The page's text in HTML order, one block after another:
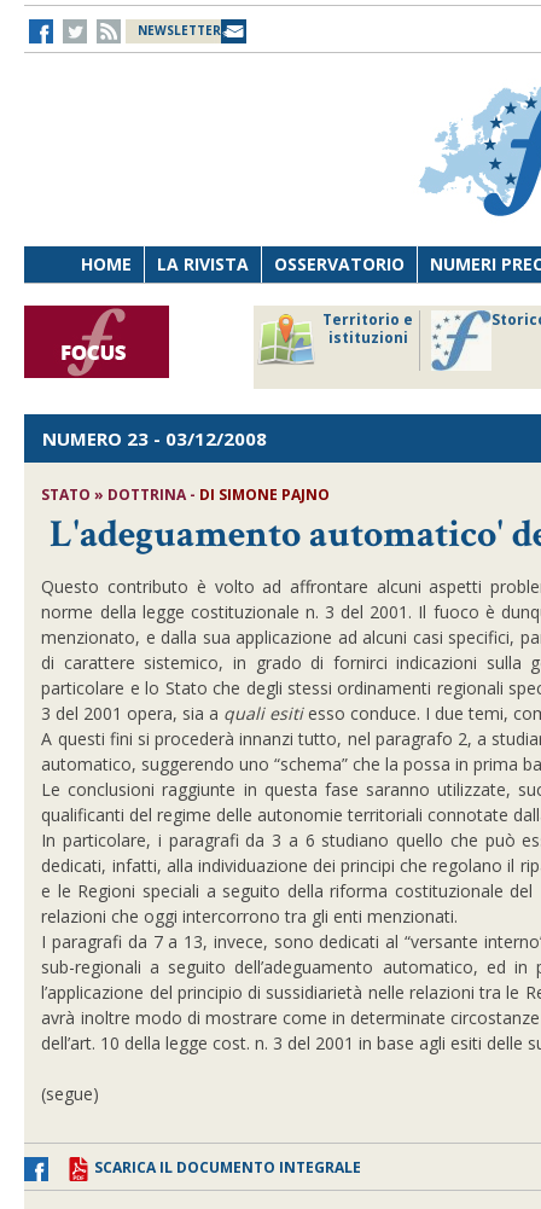
NEWSLETTER
HOME LA RIVISTA OSSERVATORIO NUMERI
Territorio e
istituzioni
NUMERO 23 - 03/12/2008
STATO » DOTTRINA - DI SIMONE PAJNO
L'adeguamento automatico'
Questo contributo è volto ad affrontare alcuni aspetti
norme della legge costituzionale n. 3 del 2001. Il fuoco è
menzionato, e dalla sua applicazione ad alcuni casi specifici,
di carattere sistemico, in grado di fornirci indicazioni sulla
particolare e lo Stato che degli stessi ordinamenti regionali
3 del 2001 opera, sia a quali esitiesso conduce. I due temi,
A questi fini si procederà innanzi tutto, nel paragrafo 2, a
automatico, suggerendo uno “schema” che la possa in prima
Le conclusioni raggiunte in questa fase saranno utilizzate,
qualificanti del regime delle autonomie territoriali connotate
In particolare, i paragrafi da 3 a 6 studiano quello che può
dedicati, infatti, alla individuazione dei principi che regolano il
e le Regioni speciali a seguito della riforma costituzionale
relazioni che oggi intercorrono tra gli enti menzionati.
I paragrafi da 7 a 13, invece, sono dedicati al “versante
sub-regionali a seguito dell’adeguamento automatico, ed
l’applicazione del principio di sussidiarietà nelle relazioni tra le
avrà inoltre modo di mostrare come in determinate
dell’art. 10 della legge cost. n. 3 del 2001 in base agli esiti delle
(segue)
SCARICA IL DOCUMENTO INTEGRALE